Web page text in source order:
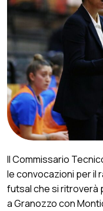
Il Commissario
le convocazioni per il
futsal che si ritroverà
a Granozzo con